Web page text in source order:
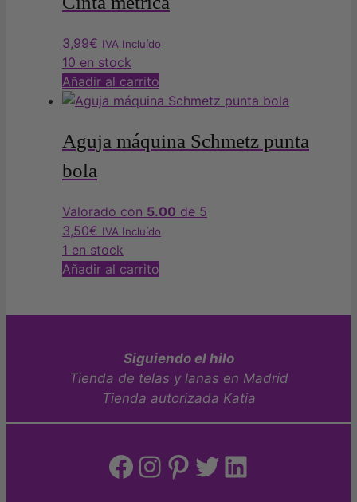
pueden
en
la
producto
3,99€ IVA Incluído
10 en stock
Añadir al carrito
Aguja máquina Schmetz punta
bola
Valorado con 5.00 de 5
3,50€ IVA Incluído
1 en stock
Añadir al carrito
Siguiendo el hilo
Tienda de telas y lanas en Madrid
Tienda autorizada Katia
Facebook
Instagram
Pinterest
Twitter
LinkedIn